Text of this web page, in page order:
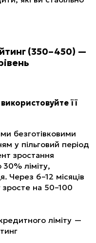
(350–450) —
її
безготівковими
у пільговий період
зростання
ліміту,
Через 6–12 місяців
зросте на 50–100
ліміту —